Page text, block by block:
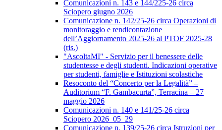
Comunicazioni n. 143 e 144/225-26 circa
Sciopero giugno 2026
Comunicazione n. 142/25-26 circa Operazioni di
monitoraggio e rendicontazione
dell’Aggiornamento 2025-26 al PTOF 2025-28
(ris.)
"AscoltaMI" - Servizio per il benessere delle
studentesse e degli studenti. Indicazioni operative
per studenti, famiglie e Istituzioni scolastiche
Resoconto del “Concerto per la Legalità” –
Auditorium “F. Gambacurta”, Terracina – 27
maggio 2026
Comunicazioni n. 140 e 141/25-26 circa
Sciopero 2026_05_29
Comunicazione n. 139/25-26 circa Istruzioni per